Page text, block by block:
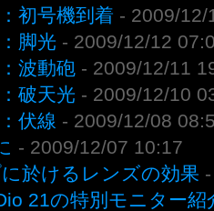
初号機到着 - 2009/12/
脚光 - 2009/12/12
波動砲 - 2009/12/11
破天光 - 2009/12/10
伏線 - 2009/12/08
- 2009/12/07 10:17
於けるレンズの効果
21の特別モニター紹